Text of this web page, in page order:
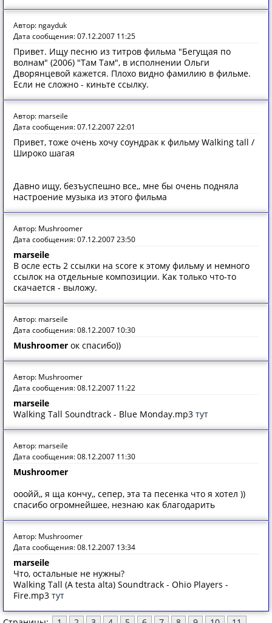
Автор: ngayduk
Дата сообщения: 07.12.2007 11:25
Привет. Ищу песню из титров фильма "Бегущая по
волнам" (2006) "Там Там", в исполнении Ольги
Дворянцевой кажется. Плохо видно фамилию в фильме.
Если не сложно - киньте ссылку.
Автор: marseile
Дата сообщения: 07.12.2007 22:01
Привет, тоже очень хочу соундрак к фильму Walking tall /
Широко шагая
Давно ищу, безъуспешно все,, мне бы очень подняла
настроение музыка из этого фильма
Автор: Mushroomer
Дата сообщения: 07.12.2007 23:50
marseile
В осле есть 2 ссылки на score к этому фильму и немного
ссылок на отдельные композиции. Как только что-то
скачается - выложу.
Автор: marseile
Дата сообщения: 08.12.2007 10:30
Mushroomer ок спасибо))
Автор: Mushroomer
Дата сообщения: 08.12.2007 11:22
marseile
Walking Tall Soundtrack - Blue Monday.mp3 тут
Автор: marseile
Дата сообщения: 08.12.2007 11:30
Mushroomer
ооойй,, я ща кончу,, сепер, эта та песенка что я хотел ))
спасибо огромнейшее, незнаю как благодарить
Автор: Mushroomer
Дата сообщения: 08.12.2007 13:34
marseile
Что, остальные не нужны?
Walking Tall (A testa alta) Soundtrack - Ohio Players -
Fire.mp3 тут